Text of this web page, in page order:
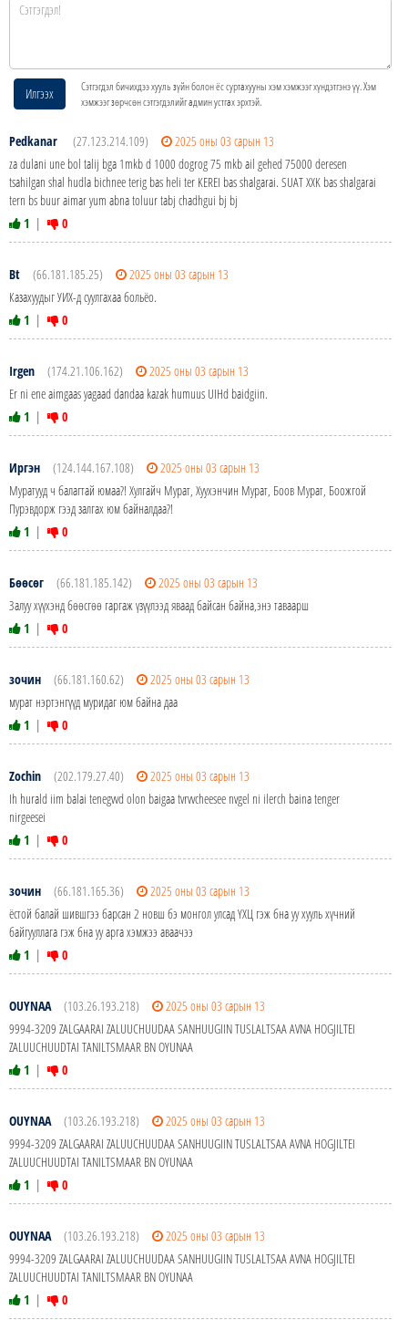
Илгээх
Сэтгэгдэл бичихдээ хууль зүйн болон ёс суртахууны хэм хэмжээг хүндэтгэнэ үү. Хэм
хэмжээг зөрчсөн сэтгэгдэлийг админ устгах эрхтэй.
Pedkanar (27.123.214.109)
2025 оны 03 сарын 13
za dulani une bol talij bga 1mkb d 1000 dogrog 75 mkb ail gehed 75000 deresen
tsahilgan shal hudla bichnee terig bas heli ter KEREI bas shalgarai. SUAT XXK bas shalgarai
tern bs buur aimar yum abna toluur tabj chadhgui bj bj
1 | 0
Bt (66.181.185.25)
2025 оны 03 сарын 13
Казахуудыг УИХ-д суулгахаа больёо.
1 | 0
Irgen (174.21.106.162)
2025 оны 03 сарын 13
Er ni ene aimgaas yagaad dandaa kazak humuus UIHd baidgiin.
1 | 0
Иргэн (124.144.167.108)
2025 оны 03 сарын 13
Муратууд ч балагтай юмаа?! Хулгайч Мурат, Хуухэнчин Мурат, Боов Мурат, Боожгой
Пурэвдорж гээд залгах юм байналдаа?!
1 | 0
Бөөсөг (66.181.185.142)
2025 оны 03 сарын 13
Залуу хүүхэнд бөөсгөө гаргаж үзүүлээд яваад байсан байна,энэ таваарш
1 | 0
зочин (66.181.160.62)
2025 оны 03 сарын 13
мурат нэртэнгүүд муридаг юм байна даа
1 | 0
Zochin (202.179.27.40)
2025 оны 03 сарын 13
Ih hurald iim balai tenegvvd olon baigaa tvrvvcheesee nvgel ni ilerch baina tenger
nirgeesei
1 | 0
зочин (66.181.165.36)
2025 оны 03 сарын 13
ёстой балай шившгээ барсан 2 новш бэ монгол улсад ҮХЦ гэж бна уу хууль хүчний
байгууллага гэж бна уу арга хэмжээ аваачээ
1 | 0
OUYNAA (103.26.193.218)
2025 оны 03 сарын 13
9994-3209 ZALGAARAI ZALUUCHUUDAA SANHUUGIIN TUSLALTSAA AVNA HOGJILTEI
ZALUUCHUUDTAI TANILTSMAAR BN OYUNAA
1 | 0
OUYNAA (103.26.193.218)
2025 оны 03 сарын 13
9994-3209 ZALGAARAI ZALUUCHUUDAA SANHUUGIIN TUSLALTSAA AVNA HOGJILTEI
ZALUUCHUUDTAI TANILTSMAAR BN OYUNAA
1 | 0
OUYNAA (103.26.193.218)
2025 оны 03 сарын 13
9994-3209 ZALGAARAI ZALUUCHUUDAA SANHUUGIIN TUSLALTSAA AVNA HOGJILTEI
ZALUUCHUUDTAI TANILTSMAAR BN OYUNAA
1 | 0